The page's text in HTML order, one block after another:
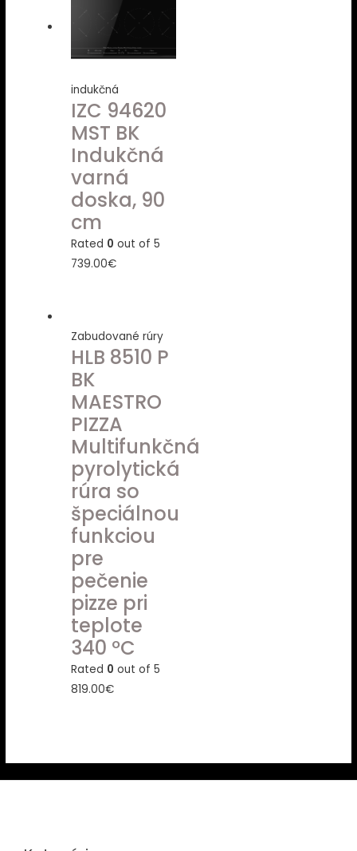
indukčná
IZC 94620
MST BK
Indukčná
varná
doska, 90
cm
Rated 0 out of 5
739.00€
Zabudované rúry
HLB 8510 P
BK
MAESTRO
PIZZA
Multifunkčná
pyrolytická
rúra so
špeciálnou
funkciou
pre
pečenie
pizze pri
teplote
340 ºC
Rated 0 out of 5
819.00€